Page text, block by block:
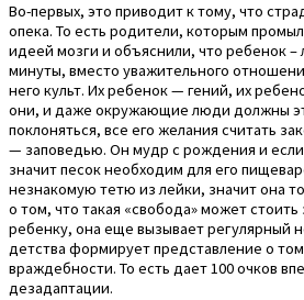
Во-первых, это приводит к тому, что
опека. То есть родители, которым
идеей мозги и объяснили, что ребенок –
минуты, вместо уважительного
него культ. Их ребенок — гений, их
они, и даже окружающие люди должны
поклоняться, все его желания считать
— заповедью. Он мудр с рождения и если
значит песок необходим для его
незнакомую тетю из лейки, значит она
о том, что такая «свобода» может
ребенку, она еще вызывает регулярный
детства формирует представление о
враждебности. То есть дает 100 очков
дезадаптации.